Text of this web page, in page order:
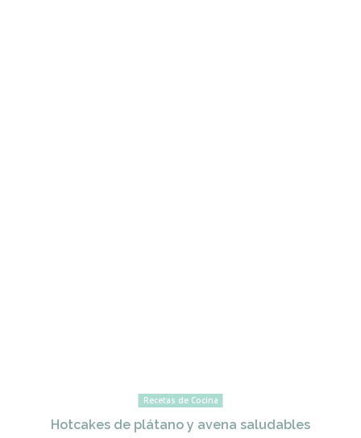
Recetas de Cocina
Hotcakes de plátano y avena saludables